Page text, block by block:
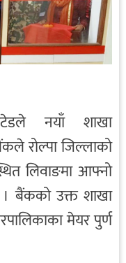
नयाँ शाखा
रोल्पा जिल्लाको
लिवाङमा आफ्नो
बैंकको उक्त शाखा
मेयर पुर्ण